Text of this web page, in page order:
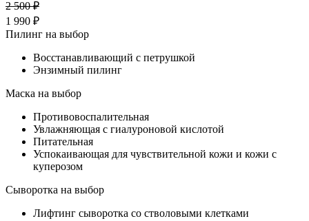
2 500 ₽
1 990 ₽
Пилинг на выбор
Восстанавливающий с петрушкой
Энзимный пилинг
Маска на выбор
Противовоспалительная
Увлажняющая с гиалуроновой кислотой
Питательная
Успокаивающая для чувствительной кожи и кожи с
куперозом
Сыворотка на выбор
Лифтинг сыворотка со стволовыми клетками